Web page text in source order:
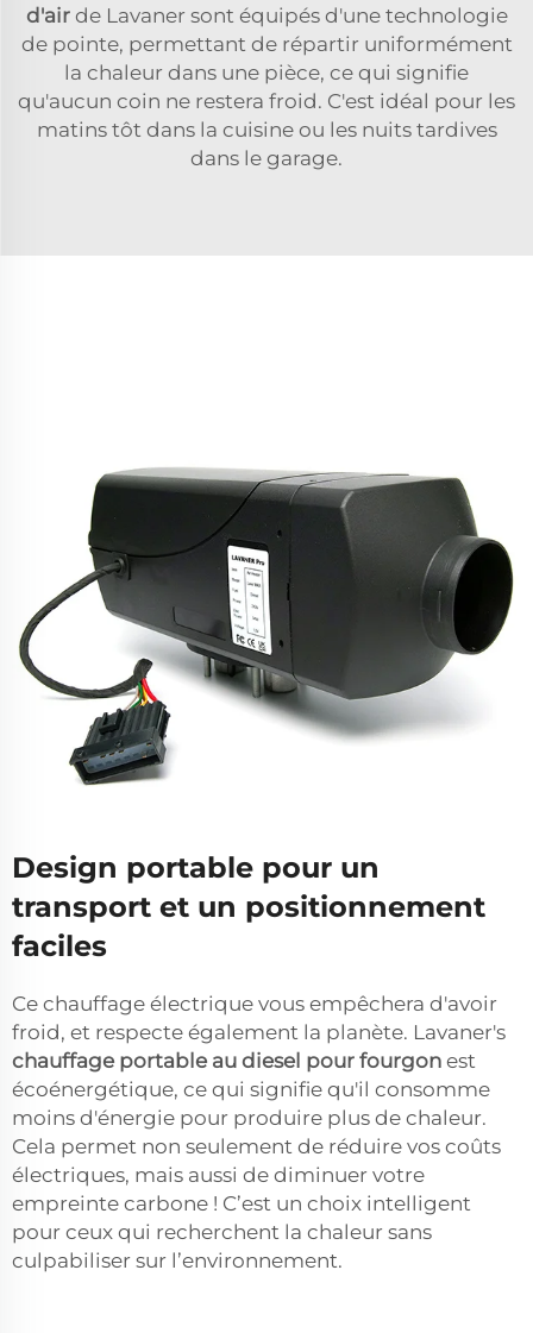
d'air de Lavaner sont équipés d'une technologie
de pointe, permettant de répartir uniformément
la chaleur dans une pièce, ce qui signifie
qu'aucun coin ne restera froid. C'est idéal pour les
matins tôt dans la cuisine ou les nuits tardives
dans le garage.
Design portable pour un
transport et un positionnement
faciles
Ce chauffage électrique vous empêchera d'avoir
froid, et respecte également la planète. Lavaner's
chauffage portable au diesel pour fourgon est
écoénergétique, ce qui signifie qu'il consomme
moins d'énergie pour produire plus de chaleur.
Cela permet non seulement de réduire vos coûts
électriques, mais aussi de diminuer votre
empreinte carbone ! C’est un choix intelligent
pour ceux qui recherchent la chaleur sans
culpabiliser sur l’environnement.